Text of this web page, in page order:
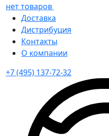
нет товаров
Доставка
Дистрибуция
Контакты
О компании
+7 (495) 137-72-32